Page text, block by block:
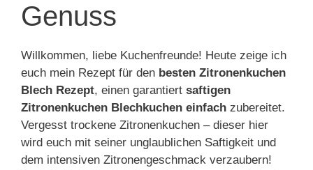
Genuss
Willkommen, liebe Kuchenfreunde! Heute zeige ich
euch mein Rezept für den besten Zitronenkuchen
Blech Rezept, einen garantiert saftigen
Zitronenkuchen Blechkuchen einfach zubereitet.
Vergesst trockene Zitronenkuchen – dieser hier
wird euch mit seiner unglaublichen Saftigkeit und
dem intensiven Zitronengeschmack verzaubern!